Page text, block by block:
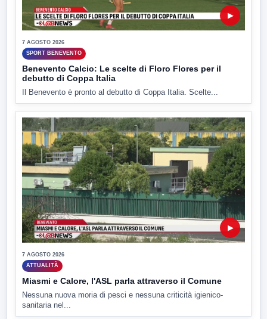
▶
7 AGOSTO 2026
SPORT BENEVENTO
Benevento Calcio: Le scelte di Floro Flores per il
debutto di Coppa Italia
Il Benevento è pronto al debutto di Coppa Italia. Scelte...
▶
7 AGOSTO 2026
ATTUALITÀ
Miasmi e Calore, l'ASL parla attraverso il Comune
Nessuna nuova moria di pesci e nessuna criticità igienico-
sanitaria nel...